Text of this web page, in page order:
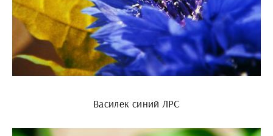
Василек синий ЛРС